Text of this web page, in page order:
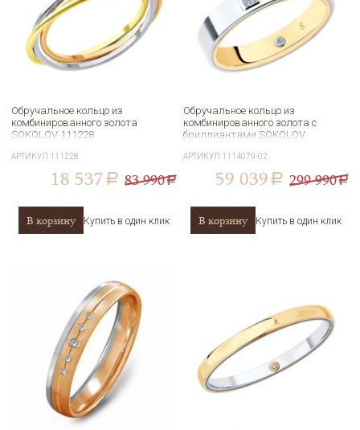
Обручальное кольцо из
комбинированного золота
SOKOLOV 111228
АРТИКУЛ 111228
18 537 a 83 990a
В корзину Купить в один клик
Обручальное кольцо из
комбинированного золота с
бриллиантами SOKOLOV
АРТИКУЛ 1114079-02
59 039 a 299 990a
В корзину Купить в один клик